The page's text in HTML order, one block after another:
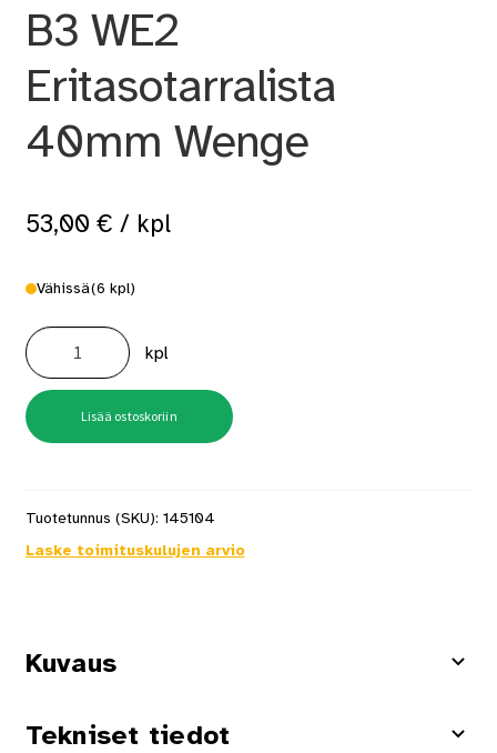
B3 WE2
Eritasotarralista
40mm Wenge
53,00 € / kpl
Vähissä(6 kpl)
B3
WE2
Eritasotarralista
40mm
Wenge
määrä
kpl
Lisää ostoskoriin
Tuotetunnus (SKU): 145104
Laske toimituskulujen arvio
Kuvaus
Tekniset tiedot